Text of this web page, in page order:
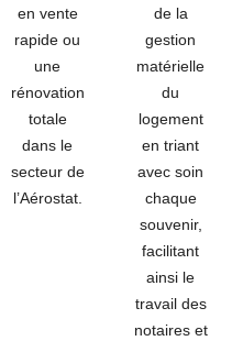
en vente
rapide ou
une
rénovation
totale
dans le
secteur de
l’Aérostat.
de la
gestion
matérielle
du
logement
en triant
avec soin
chaque
souvenir,
facilitant
ainsi le
travail des
notaires et